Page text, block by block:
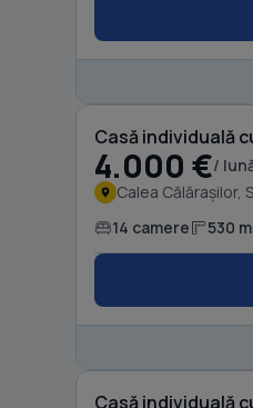
Casă individuală
4.000 €/
Calea Călărașilor,
14 camere 530
Casă individuală